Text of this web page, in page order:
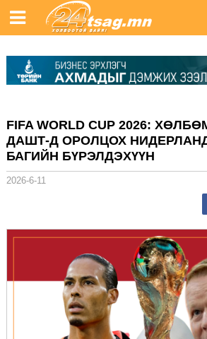
FIFA WORLD CUP 2026:
ДАШТ-Д ОРОЛЦОХ
БАГИЙН БҮРЭЛДЭХҮҮН
2026-6-11